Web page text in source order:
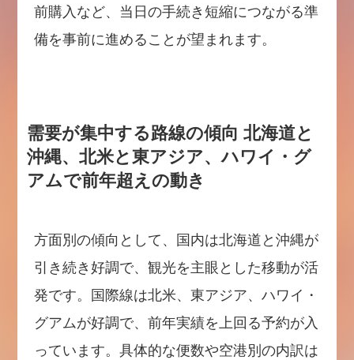
前購入など、当日の手続き短縮につながる準
備を事前に進めることが望まれます。
需要が集中する路線の傾向 北海道と
沖縄、北米と東アジア、ハワイ・グ
アムで前年超えの動き
方面別の傾向として、国内は北海道と沖縄が
引き続き好調で、観光を主眼とした移動が活
発です。国際線は北米、東アジア、ハワイ・
グアムが好調で、前年実績を上回る予約が入
っています。具体的な便数や空港別の内訳は